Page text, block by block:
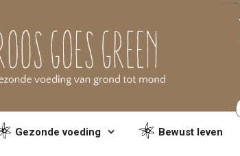
Gezonde voeding Bewust leven